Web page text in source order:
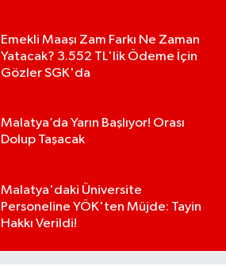
Emekli Maaşı Zam Farkı Ne Zaman
Yatacak? 3.552 TL'lik Ödeme İçin
Gözler SGK'da
Malatya’da Yarın Başlıyor! Orası
Dolup Taşacak
Malatya'daki Üniversite
Personeline YÖK'ten Müjde: Tayin
Hakkı Verildi!